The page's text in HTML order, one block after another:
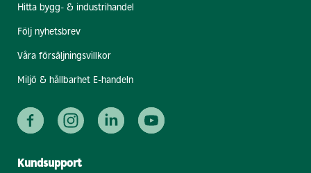
Hitta bygg- & industrihandel
Följ nyhetsbrev
Våra försäljningsvillkor
Miljö & hållbarhet E-handeln
Kundsupport